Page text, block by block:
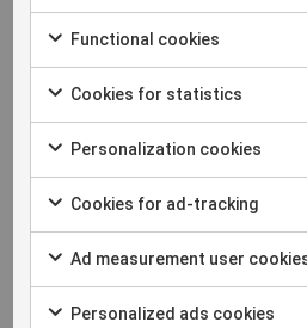
För mer information, vänligen
valberedningen / Håkan
Om Mantex
Mantex säljer lösningar baserade
röntgenbaserad mätteknik för
automatiskt och i realtid
askhalt och energiinnehåll. Dessa
Check
to
consent
of
Necessary
cookies
Functional cookies
Check
to
consent
of
Functional
cookies
Cookies for statistics
Check
to
consent
of
Personalization cookies
Check
to
consent
Cookies for ad-tracking
Check
to
consent
Ad measurement user
Check
to Personalized ads cookies